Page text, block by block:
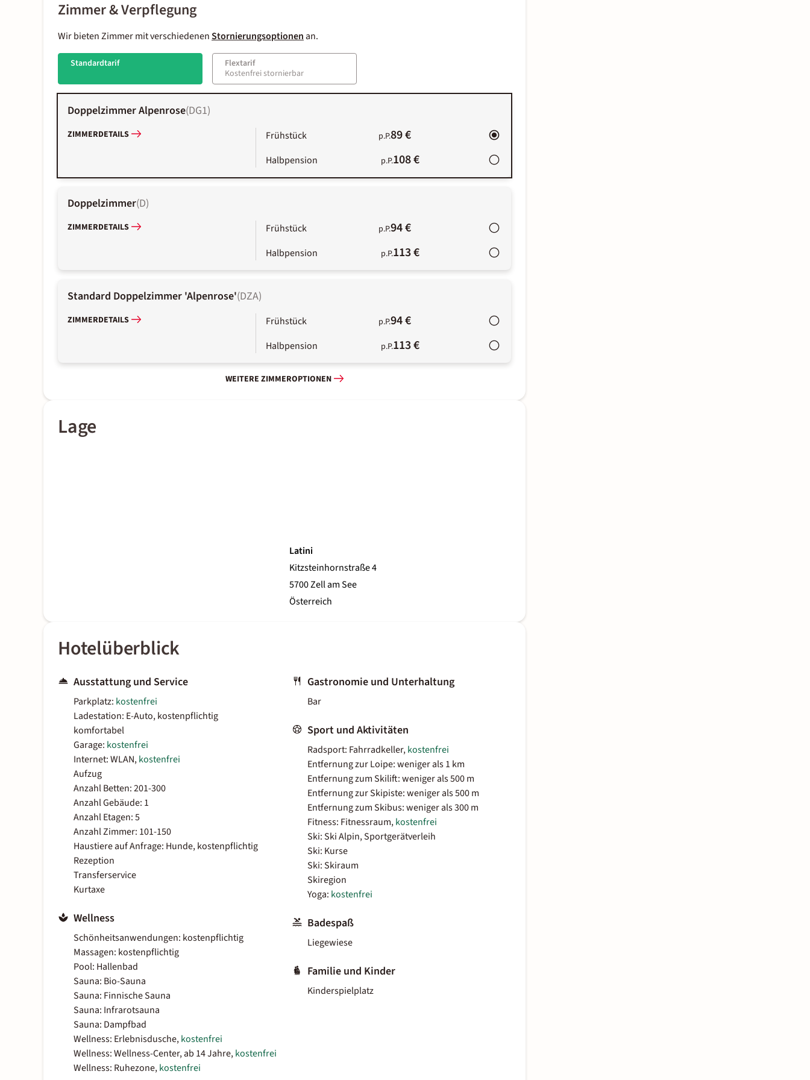
Zimmer & Verpflegung
Wir bieten Zimmer mit verschiedenenStornierungsoptionenan.
Standardtarif
Flextarif
Kostenfrei stornierbar
Doppelzimmer Alpenrose(DG1)
ZIMMERDETAILS Frühstück p.P.89 €
Halbpension p.P.108 €
Doppelzimmer(D)
ZIMMERDETAILS Frühstück p.P.94 €
Halbpension p.P.113 €
Standard Doppelzimmer 'Alpenrose'(DZA)
ZIMMERDETAILS Frühstück p.P.94 €
Halbpension p.P.113 €
WEITERE ZIMMEROPTIONEN
Lage
Latini
Kitzsteinhornstraße 4
5700 Zell am See
Österreich
Hotelüberblick
Ausstattung und Service
Parkplatz: kostenfrei
Ladestation: E-Auto, kostenpflichtig
komfortabel
Garage: kostenfrei
Internet: WLAN,kostenfrei
Aufzug
Anzahl Betten: 201-300
Anzahl Gebäude: 1
Anzahl Etagen: 5
Anzahl Zimmer: 101-150
Haustiere auf Anfrage: Hunde, kostenpflichtig
Rezeption
Transferservice
Kurtaxe
Wellness
Schönheitsanwendungen: kostenpflichtig
Massagen: kostenpflichtig
Pool: Hallenbad
Sauna: Bio-Sauna
Sauna: Finnische Sauna
Sauna: Infrarotsauna
Sauna: Dampfbad
Wellness: Erlebnisdusche,kostenfrei
Wellness: Wellness-Center, ab 14 Jahre,kostenfrei
Wellness: Ruhezone,kostenfrei
Gastronomie und Unterhaltung
Bar
Sport und Aktivitäten
Radsport: Fahrradkeller,kostenfrei
Entfernung zur Loipe: weniger als 1 km
Entfernung zum Skilift: weniger als 500 m
Entfernung zur Skipiste: weniger als 500 m
Entfernung zum Skibus: weniger als 300 m
Fitness: Fitnessraum,kostenfrei
Ski: Ski Alpin, Sportgerätverleih
Ski: Kurse
Ski: Skiraum
Skiregion
Yoga: kostenfrei
Badespaß
Liegewiese
Familie und Kinder
Kinderspielplatz